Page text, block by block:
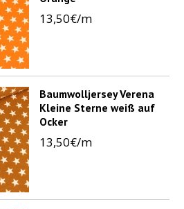
13,50€/m
Baumwolljersey Verena
Kleine Sterne weiß auf
Ocker
13,50€/m